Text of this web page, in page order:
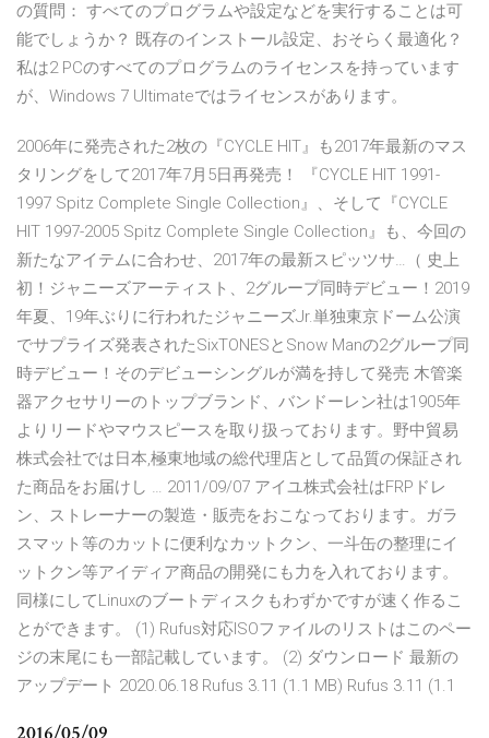
の質問： すべてのプログラムや設定などを実行することは可
能でしょうか？ 既存のインストール設定、おそらく最適化？
私は2 PCのすべてのプログラムのライセンスを持っています
が、Windows 7 Ultimateではライセンスがあります。
2006年に発売された2枚の『CYCLE HIT』も2017年最新のマス
タリングをして2017年7月5日再発売！ 『CYCLE HIT 1991-
1997 Spitz Complete Single Collection』、そして『CYCLE
HIT 1997-2005 Spitz Complete Single Collection』も、今回の
新たなアイテムに合わせ、2017年の最新スピッツサ…（ 史上
初！ジャニーズアーティスト、2グループ同時デビュー！2019
年夏、19年ぶりに行われたジャニーズJr.単独東京ドーム公演
でサプライズ発表されたSixTONESとSnow Manの2グループ同
時デビュー！そのデビューシングルが満を持して発売 木管楽
器アクセサリーのトップブランド、バンドーレン社は1905年
よりリードやマウスピースを取り扱っております。野中貿易
株式会社では日本,極東地域の総代理店として品質の保証され
た商品をお届けし … 2011/09/07 アイユ株式会社はFRPドレ
ン、ストレーナーの製造・販売をおこなっております。ガラ
スマット等のカットに便利なカットクン、一斗缶の整理にイ
ットクン等アイディア商品の開発にも力を入れております。
同様にしてLinuxのブートディスクもわずかですが速く作るこ
とができます。 (1) Rufus対応ISOファイルのリストはこのペー
ジの末尾にも一部記載しています。 (2) ダウンロード 最新の
アップデート 2020.06.18 Rufus 3.11 (1.1 MB) Rufus 3.11 (1.1